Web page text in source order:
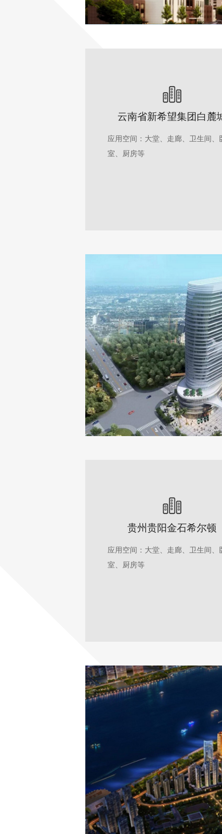
云南省新希望集团白麓
应用空间：大堂、走廊、卫生间、
室、厨房等
贵州贵阳金石希尔顿
应用空间：大堂、走廊、卫生间、
室、厨房等